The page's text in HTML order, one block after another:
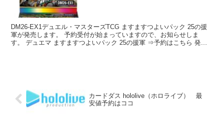
DM26-EX1デュエル・マスターズTCG ますますつよいパック 25の援
軍が発売します。 予約受付が始まっていますので、お知らせしま
す。 デュエマ ますますつよいパック 25の援軍 ⇒予約はこちら 発売
カードダス hololive（ホロライブ） 最
安値予約はココ